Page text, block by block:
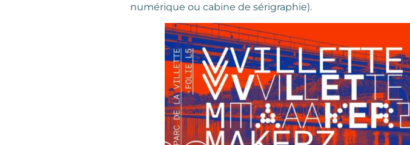
numérique ou cabine de sérigraphie).